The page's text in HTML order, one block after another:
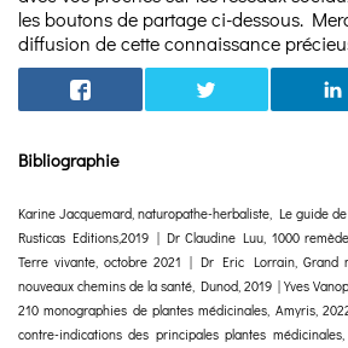
les boutons de partage ci-dessous.
diffusion de cette connaissance
Bibliographie
Karine Jacquemard, naturopathe-herbaliste, Le guide
Rusticas Editions,2019 | Dr Claudine Luu, 1000
Terre vivante, octobre 2021 | Dr Eric Lorrain, Grand
nouveaux chemins de la santé, Dunod, 2019 | Yves
210 monographies de plantes médicinales, Amyris,
contre-indications des principales plantes